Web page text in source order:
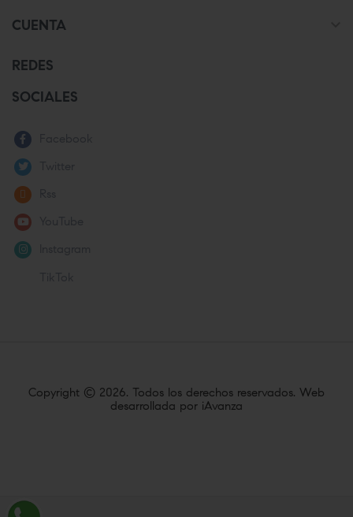
CUENTA
REDES
SOCIALES
Copyright © 2026. Todos los derechos reservados. Web
desarrollada por iAvanza